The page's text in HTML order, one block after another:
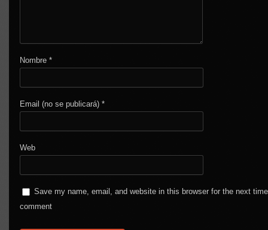
Nombre*
Email (no se publicará)*
Web
Save my name, email, and website in this browser for the next
comment